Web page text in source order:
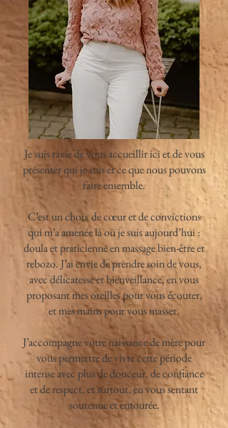
Je suis ravie de vous accueillir ici et de vous
présenter qui je suis et ce que nous pouvons
faire ensemble.
C’est un choix de cœur et de convictions
qui m’a amenée là où je suis aujourd’hui :
doula et praticienne en massage bien-être et
rebozo. J’ai envie de prendre soin de vous,
avec délicatesse et bienveillance, en vous
proposant mes oreilles pour vous écouter,
et mes mains pour vous masser.
J’accompagne votre naissance de mère pour
vous permettre de vivre cette période
intense avec plus de douceur, de confiance
et de respect, et surtout, en vous sentant
soutenue et entourée.